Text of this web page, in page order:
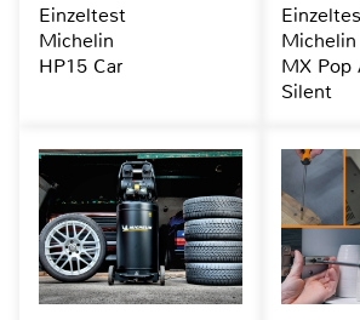
Einzeltest
Michelin
HP15 Car
Michelin
MX Pop
Silent